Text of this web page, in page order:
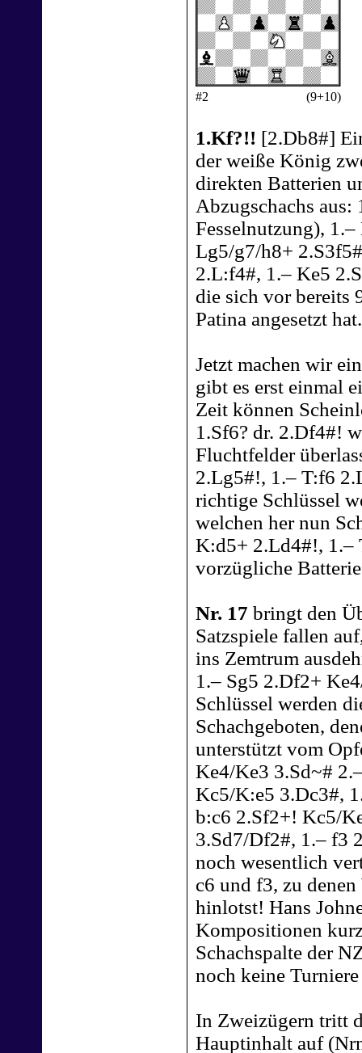
#2 (9+10)
1.Kf?!! [2.Db8#]
der weiße König
direkten Batterien
Abzugschachs
Fesselnutzung),
Lg5/g7/h8+
2.L:f4#, 1.– Ke5
die sich vor bereits
Patina angesetzt hat.
Jetzt machen wir
gibt es erst einmal
Zeit können
1.Sf6? dr. 2.Df4#!
Fluchtfelder
2.Lg5#!, 1.– T:f6
richtige Schlüssel
welchen her nun
K:d5+ 2.Ld4#!, 1.–
vorzügliche
Nr. 17 bringt den
Satzspiele fallen
ins Zemtrum
1.– Sg5 2.Df2+
Schlüssel werden
Schachgeboten,
unterstützt vom
Ke4/Ke3 3.Sd~#
Kc5/K:e5 3.Dc3#,
b:c6 2.Sf2+! Kc5/
3.Sd7/Df2#, 1.– f3
noch wesentlich
c6 und f3, zu
hinlotst! Hans
Kompositionen
Schachspalte der
noch keine
In Zweizügern tritt
Hauptinhalt auf